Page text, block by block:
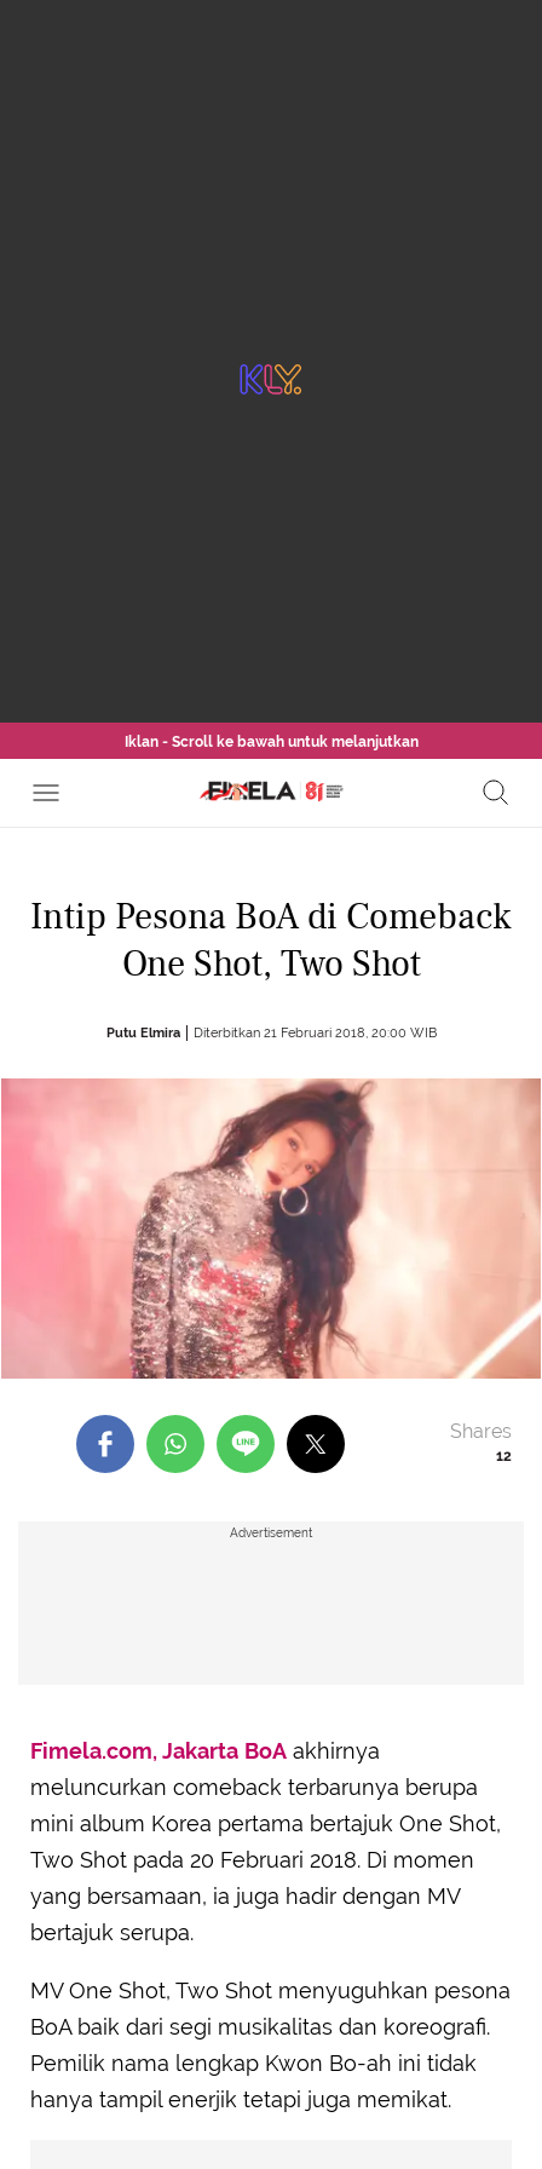
Iklan - Scroll ke bawah untuk melanjutkan
Intip Pesona BoA di Comeback
One Shot, Two Shot
Putu Elmira Diterbitkan 21 Februari 2018, 20:00 WIB
12
Shares
Advertisement
Fimela.com, Jakarta BoA akhirnya
meluncurkan comeback terbarunya berupa
mini album Korea pertama bertajuk One Shot,
Two Shot pada 20 Februari 2018. Di momen
yang bersamaan, ia juga hadir dengan MV
bertajuk serupa.
MV One Shot, Two Shot menyuguhkan pesona
BoA baik dari segi musikalitas dan koreografi.
Pemilik nama lengkap Kwon Bo-ah ini tidak
hanya tampil enerjik tetapi juga memikat.